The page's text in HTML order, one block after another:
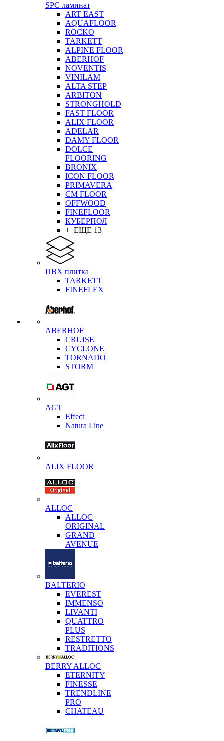
SPC ламинат
ART EAST
AQUAFLOOR
ROCKO
TARKETT
ALPINE FLOOR
ABERHOF
NOVENTIS
VINILAM
ALTA STEP
ARBITON
STRONGHOLD
FAST FLOOR
ALIX FLOOR
ADELAR
DAMY FLOOR
DOLCE
FLOORING
BRONIX
ICON FLOOR
PRIMAVERA
CM FLOOR
OFFWOOD
FINEFLOOR
КУБЕРПОЛ
+ ЕЩЕ 13
ПВХ плитка
TARKETT
FINEFLEX
ABERHOF
CRUISE
CYCLONE
TORNADO
STORM
AGT
Effect
Natura Line
ALIX FLOOR
ALLOC
ALLOC
ORIGINAL
GRAND
AVENUE
BALTERIO
EVEREST
IMMENSO
LIVANTI
QUATTRO
PLUS
RESTRETTO
TRADITIONS
BERRY ALLOC
ETERNITY
FINESSE
TRENDLINE
PRO
CHATEAU